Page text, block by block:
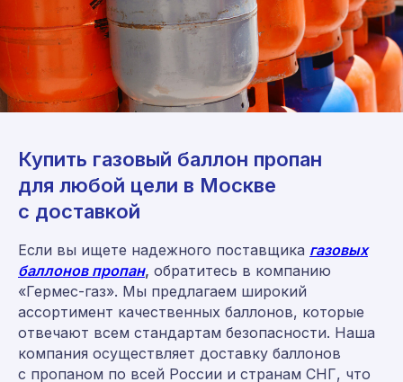
Купить газовый баллон пропан
для любой цели в Москве
с доставкой
Если вы ищете надежного поставщика газовых
баллонов пропан, обратитесь в компанию
«Гермес-газ». Мы предлагаем широкий
ассортимент качественных баллонов, которые
отвечают всем стандартам безопасности. Наша
компания осуществляет доставку баллонов
с пропаном по всей России и странам СНГ, что
8 (800) 555-65-59
8 (495) 225-54-25
info@germes-gas.ru
Заказать звонок